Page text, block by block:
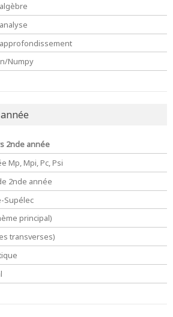
Numpy
2nde année
Mp, Mpi, Pc, Psi
2nde année
Supélec
principal)
transverses)